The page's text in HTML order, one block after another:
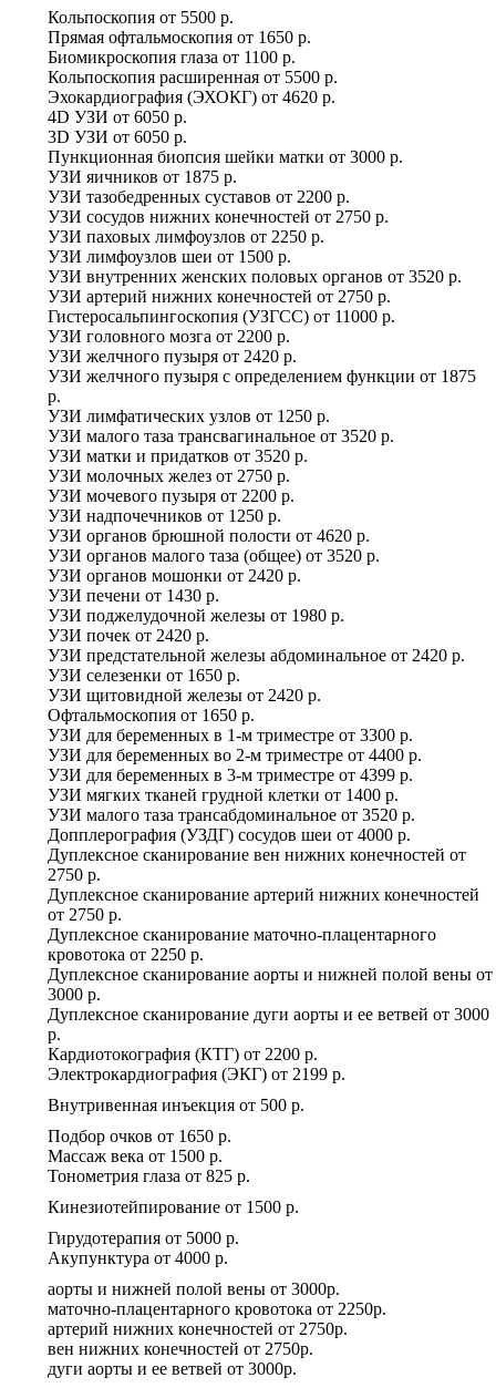
Кольпоскопия от 5500 р.
Прямая офтальмоскопия от 1650 р.
Биомикроскопия глаза от 1100 р.
Кольпоскопия расширенная от 5500 р.
Эхокардиография (ЭХОКГ) от 4620 р.
4D УЗИ от 6050 р.
3D УЗИ от 6050 р.
Пункционная биопсия шейки матки от 3000 р.
УЗИ яичников от 1875 р.
УЗИ тазобедренных суставов от 2200 р.
УЗИ сосудов нижних конечностей от 2750 р.
УЗИ паховых лимфоузлов от 2250 р.
УЗИ лимфоузлов шеи от 1500 р.
УЗИ внутренних женских половых органов от 3520 р.
УЗИ артерий нижних конечностей от 2750 р.
Гистеросальпингоскопия (УЗГСС) от 11000 р.
УЗИ головного мозга от 2200 р.
УЗИ желчного пузыря от 2420 р.
УЗИ желчного пузыря с определением функции от 1875
р.
УЗИ лимфатических узлов от 1250 р.
УЗИ малого таза трансвагинальное от 3520 р.
УЗИ матки и придатков от 3520 р.
УЗИ молочных желез от 2750 р.
УЗИ мочевого пузыря от 2200 р.
УЗИ надпочечников от 1250 р.
УЗИ органов брюшной полости от 4620 р.
УЗИ органов малого таза (общее) от 3520 р.
УЗИ органов мошонки от 2420 р.
УЗИ печени от 1430 р.
УЗИ поджелудочной железы от 1980 р.
УЗИ почек от 2420 р.
УЗИ предстательной железы абдоминальное от 2420 р.
УЗИ селезенки от 1650 р.
УЗИ щитовидной железы от 2420 р.
Офтальмоскопия от 1650 р.
УЗИ для беременных в 1-м триместре от 3300 р.
УЗИ для беременных во 2-м триместре от 4400 р.
УЗИ для беременных в 3-м триместре от 4399 р.
УЗИ мягких тканей грудной клетки от 1400 р.
УЗИ малого таза трансабдоминальное от 3520 р.
Допплерография (УЗДГ) сосудов шеи от 4000 р.
Дуплексное сканирование вен нижних конечностей от
2750 р.
Дуплексное сканирование артерий нижних конечностей
от 2750 р.
Дуплексное сканирование маточно-плацентарного
кровотока от 2250 р.
Дуплексное сканирование аорты и нижней полой вены от
3000 р.
Дуплексное сканирование дуги аорты и ее ветвей от 3000
р.
Кардиотокография (КТГ) от 2200 р.
Электрокардиография (ЭКГ) от 2199 р.
Внутривенная инъекция от 500 р.
Подбор очков от 1650 р.
Массаж века от 1500 р.
Тонометрия глаза от 825 р.
Кинезиотейпирование от 1500 р.
Гирудотерапия от 5000 р.
Акупунктура от 4000 р.
аорты и нижней полой вены от 3000р.
маточно-плацентарного кровотока от 2250р.
артерий нижних конечностей от 2750р.
вен нижних конечностей от 2750р.
дуги аорты и ее ветвей от 3000р.